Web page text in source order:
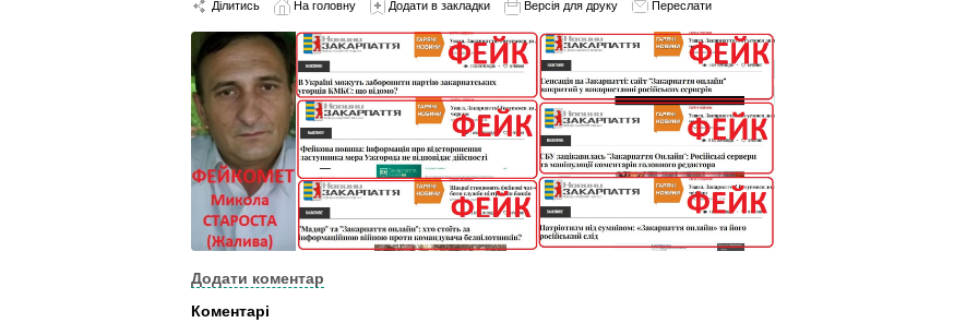
Ділитись На головну Додати в закладки Версія для друку Переслати
Додати коментар
Коментарі